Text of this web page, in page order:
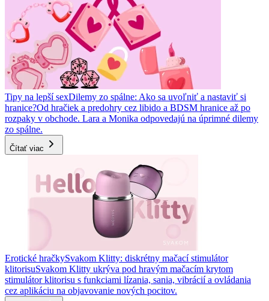
Tipy na lepší sexDilemy zo spálne: Ako sa uvoľniť a nastaviť si
hranice?Od hračiek a predohry cez libido a BDSM hranice až po
rozpaky v obchode. Lara a Monika odpovedajú na úprimné dilemy
zo spálne.
Čítať viac
Erotické hračkySvakom Klitty: diskrétny mačací stimulátor
klitorisuSvakom Klitty ukrýva pod hravým mačacím krytom
stimulátor klitorisu s funkciami lízania, sania, vibrácií a ovládania
cez aplikáciu na objavovanie nových pocitov.